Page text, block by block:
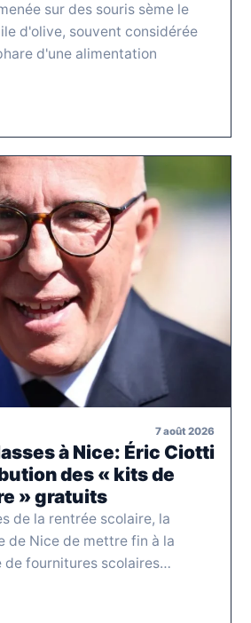
sur des souris sème le
d'olive, souvent considérée
d'une alimentation
7 août 2026
à Nice: Éric Ciotti
des « kits de
» gratuits
de la rentrée scolaire, la
de Nice de mettre fin à la
fournitures scolaires…